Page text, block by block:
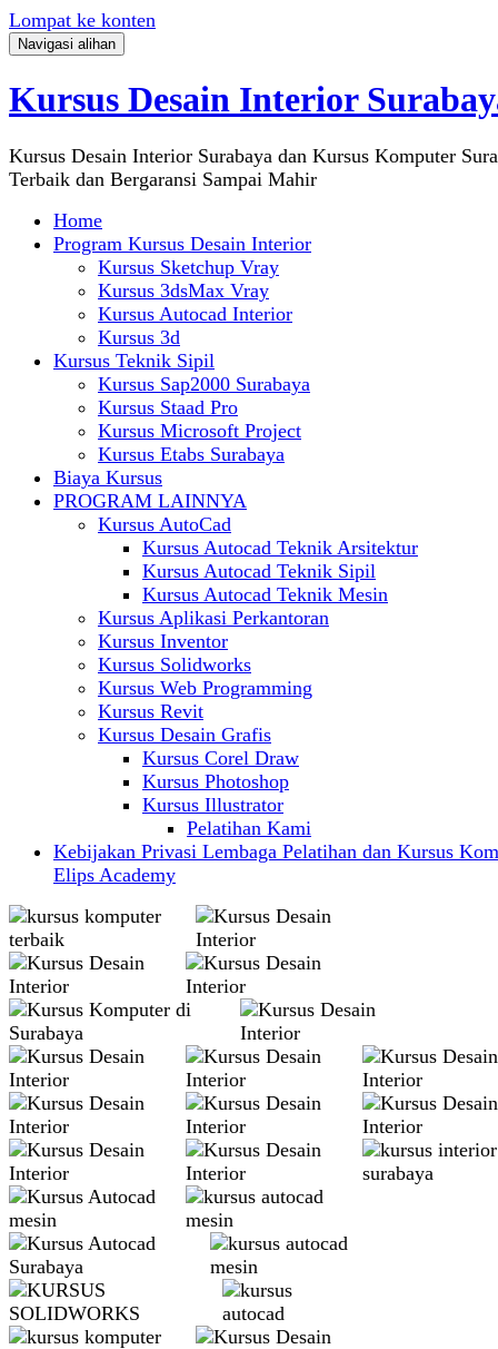
Lompat ke konten
Navigasi alihan
Kursus Desain Interior
Kursus Desain Interior Surabaya dan Kursus Komputer
Terbaik dan Bergaransi Sampai Mahir
Home
Program Kursus Desain Interior
Kursus Sketchup Vray
Kursus 3dsMax Vray
Kursus Autocad Interior
Kursus 3d
Kursus Teknik Sipil
Kursus Sap2000 Surabaya
Kursus Staad Pro
Kursus Microsoft Project
Kursus Etabs Surabaya
Biaya Kursus
PROGRAM LAINNYA
Kursus AutoCad
Kursus Autocad Teknik Arsitektur
Kursus Autocad Teknik Sipil
Kursus Autocad Teknik Mesin
Kursus Aplikasi Perkantoran
Kursus Inventor
Kursus Solidworks
Kursus Web Programming
Kursus Revit
Kursus Desain Grafis
Kursus Corel Draw
Kursus Photoshop
Kursus Illustrator
Pelatihan Kami
Kebijakan Privasi Lembaga Pelatihan dan Kursus
Elips Academy